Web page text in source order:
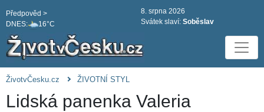
DNES: 16°C
Předpověd >
8. srpna 2026
Svátek slaví: Soběslav
ŽivotvČesku.cz ŽIVOTNÍ STYL
Lidská panenka Valeria